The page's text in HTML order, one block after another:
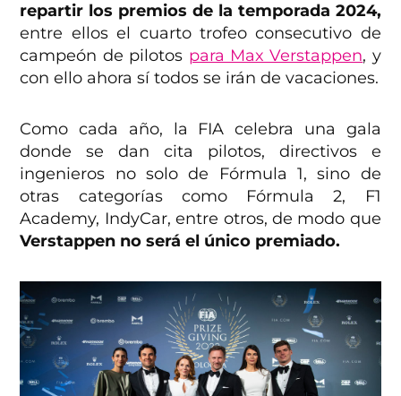
repartir los premios de la temporada 2024,
entre ellos el cuarto trofeo consecutivo de
campeón de pilotos para Max Verstappen, y
con ello ahora sí todos se irán de vacaciones.
Como cada año, la FIA celebra una gala
donde se dan cita pilotos, directivos e
ingenieros no solo de Fórmula 1, sino de
otras categorías como Fórmula 2, F1
Academy, IndyCar, entre otros, de modo que
Verstappen no será el único premiado.